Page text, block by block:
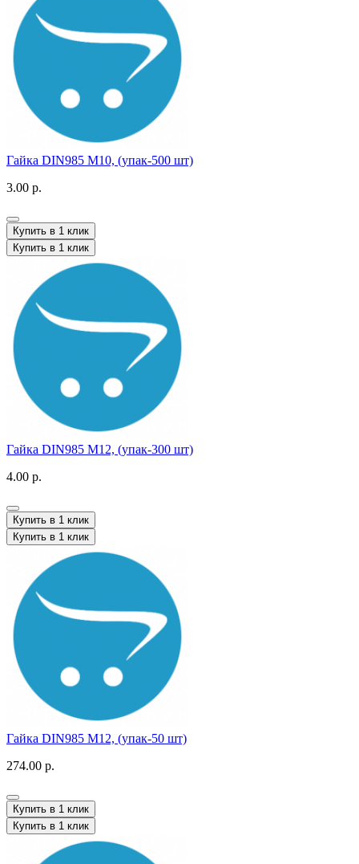
Гайка DIN985 M10, (упак-500 шт)
3.00 р.
Купить в 1 клик
Купить в 1 клик
Гайка DIN985 M12, (упак-300 шт)
4.00 р.
Купить в 1 клик
Купить в 1 клик
Гайка DIN985 M12, (упак-50 шт)
274.00 р.
Купить в 1 клик
Купить в 1 клик